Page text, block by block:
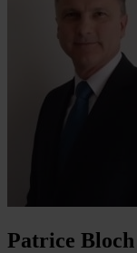
Patrice Bloch